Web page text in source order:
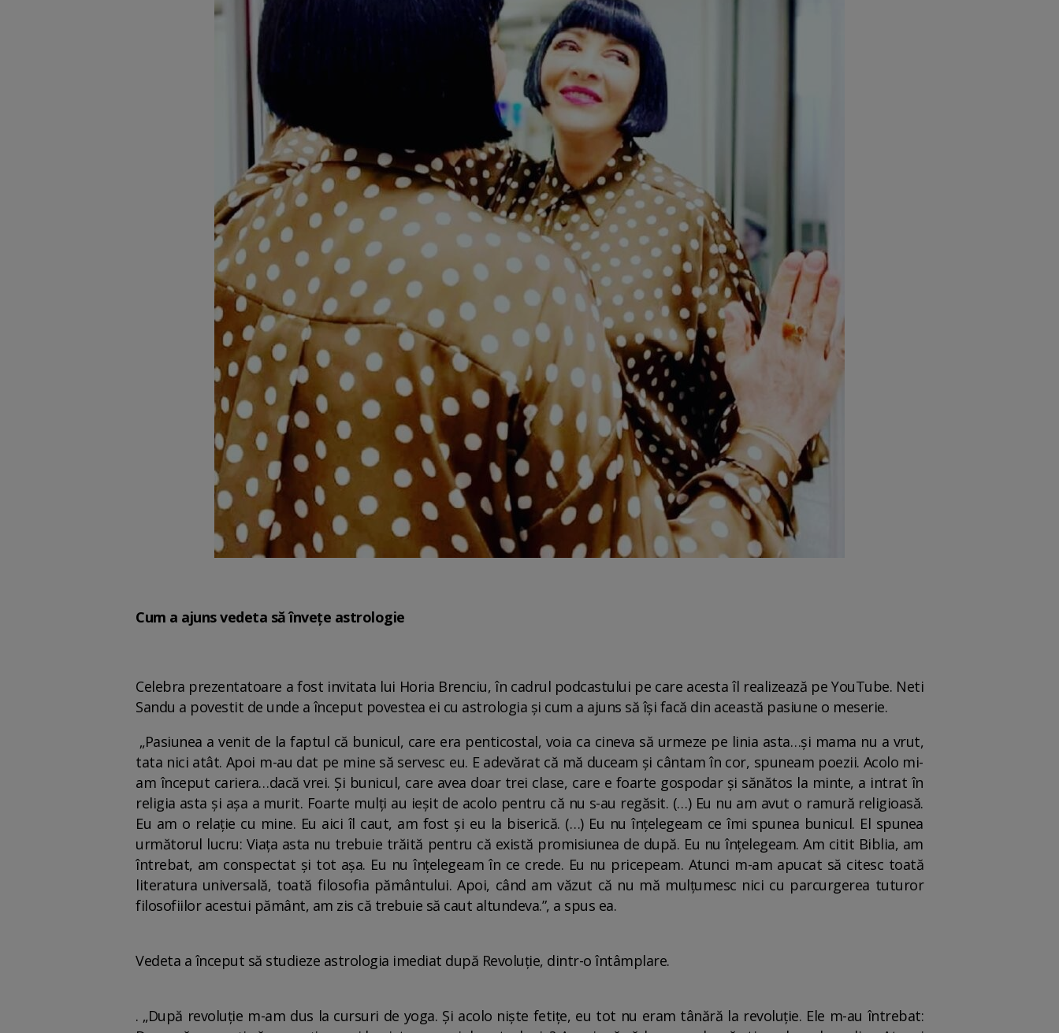
Cum a ajuns vedeta să învețe astrologie
Celebra prezentatoare a fost invitata lui Horia Brenciu, în cadrul podcastului pe care acesta îl realizează pe YouTube. Neti
Sandu a povestit de unde a început povestea ei cu astrologia și cum a ajuns să își facă din această pasiune o meserie.
„Pasiunea a venit de la faptul că bunicul, care era penticostal, voia ca cineva să urmeze pe linia asta…și mama nu a vrut,
tata nici atât. Apoi m-au dat pe mine să servesc eu. E adevărat că mă duceam și cântam în cor, spuneam poezii. Acolo mi-
am început cariera…dacă vrei. Și bunicul, care avea doar trei clase, care e foarte gospodar și sănătos la minte, a intrat în
religia asta și așa a murit. Foarte mulți au ieșit de acolo pentru că nu s-au regăsit. (…) Eu nu am avut o ramură religioasă.
Eu am o relație cu mine. Eu aici îl caut, am fost și eu la biserică. (…) Eu nu înțelegeam ce îmi spunea bunicul. El spunea
următorul lucru: Viața asta nu trebuie trăită pentru că există promisiunea de după. Eu nu înțelegeam. Am citit Biblia, am
întrebat, am conspectat și tot așa. Eu nu înțelegeam în ce crede. Eu nu pricepeam. Atunci m-am apucat să citesc toată
literatura universală, toată filosofia pământului. Apoi, când am văzut că nu mă mulțumesc nici cu parcurgerea tuturor
filosofiilor acestui pământ, am zis că trebuie să caut altundeva.”, a spus ea.
Vedeta a început să studieze astrologia imediat după Revoluție, dintr-o întâmplare.
. „După revoluție m-am dus la cursuri de yoga. Și acolo niște fetițe, eu tot nu eram tânără la revoluție. Ele m-au întrebat: